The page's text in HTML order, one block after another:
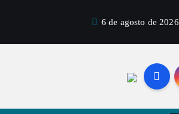
6 de agosto de 2026